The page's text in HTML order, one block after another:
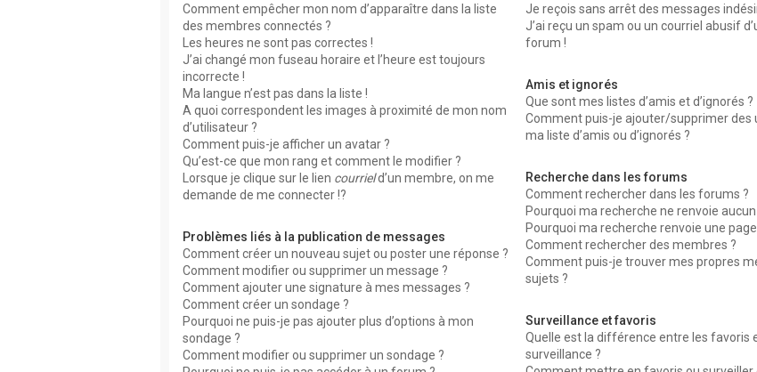
Comment empêcher mon nom d’apparaître dans la liste
des membres connectés ?
Les heures ne sont pas correctes !
J’ai changé mon fuseau horaire et l’heure est toujours
incorrecte !
Ma langue n’est pas dans la liste !
A quoi correspondent les images à proximité de mon nom
d’utilisateur ?
Comment puis-je afficher un avatar ?
Qu’est-ce que mon rang et comment le modifier ?
Lorsque je clique sur le lien courrield’un membre, on me
demande de me connecter !?
Problèmes liés à la publication de messages
Comment créer un nouveau sujet ou poster une réponse ?
Comment modifier ou supprimer un message ?
Comment ajouter une signature à mes messages ?
Comment créer un sondage ?
Pourquoi ne puis-je pas ajouter plus d’options à mon
sondage ?
Comment modifier ou supprimer un sondage ?
Je reçois sans arrêt des messages
J’ai reçu un spam ou un courriel abusif
forum !
Amis et ignorés
Que sont mes listes d’amis et d’ignorés ?
Comment puis-je ajouter/supprimer des
ma liste d’amis ou d’ignorés ?
Recherche dans les forums
Comment rechercher dans les forums ?
Pourquoi ma recherche ne renvoie
Pourquoi ma recherche renvoie une
Comment rechercher des membres ?
Comment puis-je trouver mes propres
sujets ?
Surveillance et favoris
Quelle est la différence entre les favoris
surveillance ?